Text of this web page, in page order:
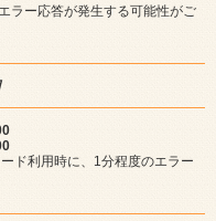
ラー応答が発生する可能性がご
ド利用時に、1分程度のエラー